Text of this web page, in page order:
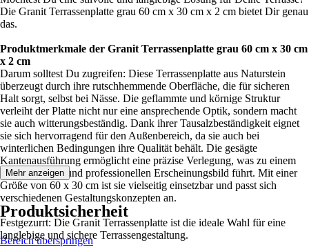
Die Granit Terrassenplatte grau 60 cm x 30 cm x 2 cm bietet Dir genau
das.
Produktmerkmale der Granit Terrassenplatte grau 60 cm x 30 cm
x 2 cm
Darum solltest Du zugreifen: Diese Terrassenplatte aus Naturstein
überzeugt durch ihre rutschhemmende Oberfläche, die für sicheren
Halt sorgt, selbst bei Nässe. Die geflammte und körnige Struktur
verleiht der Platte nicht nur eine ansprechende Optik, sondern macht
sie auch witterungsbeständig. Dank ihrer Tausalzbeständigkeit eignet
sie sich hervorragend für den Außenbereich, da sie auch bei
winterlichen Bedingungen ihre Qualität behält. Die gesägte
Kantenausführung ermöglicht eine präzise Verlegung, was zu einem
gleichmäßigen und professionellen Erscheinungsbild führt. Mit einer
Größe von 60 x 30 cm ist sie vielseitig einsetzbar und passt sich
verschiedenen Gestaltungskonzepten an.
Festgezurrt: Die Granit Terrassenplatte ist die ideale Wahl für eine
langlebige und sichere Terrassengestaltung.
Mehr anzeigen
Produktsicherheit
Bereich überspringen